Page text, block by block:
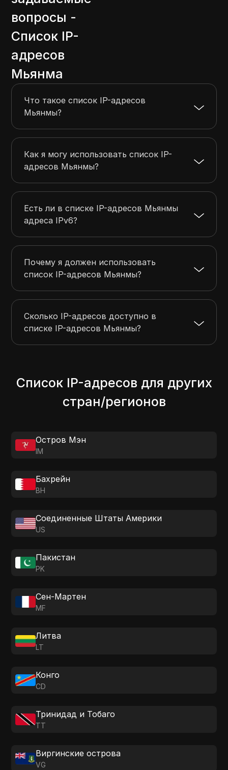
74.50.208.0
82.197.77.0
103.42.115.0
103.42.216.0
вопросы -
Список IP-
адресов
Мьянма
Что такое список IP-адресов
Мьянмы?
Как я могу использовать список IP-
адресов Мьянмы?
Есть ли в списке IP-адресов Мьянмы
адреса IPv6?
Почему я должен использовать
список IP-адресов Мьянмы?
Сколько IP-адресов доступно в
списке IP-адресов Мьянмы?
Список IP-адресов для других
стран/регионов
Остров Мэн
IM
Бахрейн
BH
Соединенные Штаты Америки
US
Пакистан
PK
Сен-Мартен
MF
Литва
LT
Конго
CD
Тринидад и Тобаго
TT
Виргинские острова
VG